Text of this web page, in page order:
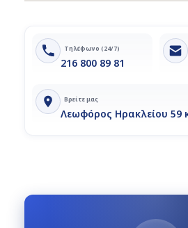
Τηλέφωνο (24/7)
216 800 89 81
Βρείτε μας
Λεωφόρος Ηρακλείου 59